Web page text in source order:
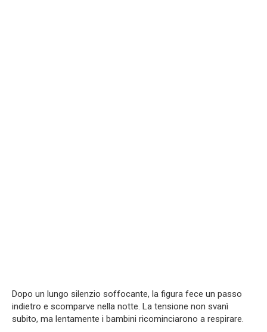
Dopo un lungo silenzio soffocante, la figura fece un passo
indietro e scomparve nella notte. La tensione non svanì
subito, ma lentamente i bambini ricominciarono a respirare.